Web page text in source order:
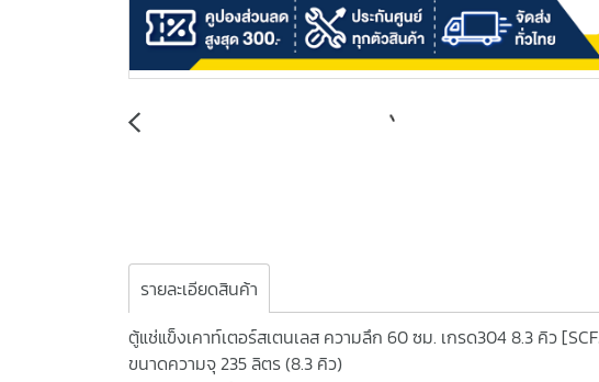
รายละเอียดสินค้า
ตู้แช่แข็งเคาท์เตอร์สเตนเลส ความลึก 60 ซม. เกรด304 8.3 คิว
ขนาดความจุ 235 ลิตร (8.3 คิว)